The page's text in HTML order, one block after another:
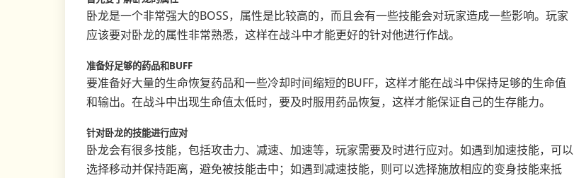
卧龙是一个非常强大的BOSS，属性是比较高的，而且会有一些技能会对玩家造成一些影响。玩家
应该要对卧龙的属性非常熟悉，这样在战斗中才能更好的针对他进行作战。
准备好足够的药品和BUFF
要准备好大量的生命恢复药品和一些冷却时间缩短的BUFF，这样才能在战斗中保持足够的生命值
和输出。在战斗中出现生命值太低时，要及时服用药品恢复，这样才能保证自己的生存能力。
针对卧龙的技能进行应对
卧龙会有很多技能，包括攻击力、减速、加速等，玩家需要及时进行应对。如遇到加速技能，可以
选择移动并保持距离，避免被技能击中；如遇到减速技能，则可以选择施放相应的变身技能来抵